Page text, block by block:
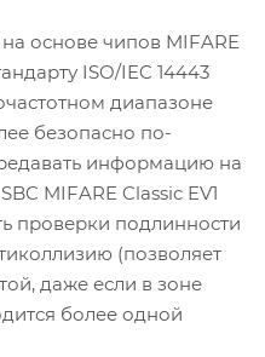
основе чипов MIFARE
ISO/IEC 14443
диапазоне
безопасно по-
информацию на
MIFARE Classic EV1
проверки подлинности
(позволяет
даже если в зоне
более одной